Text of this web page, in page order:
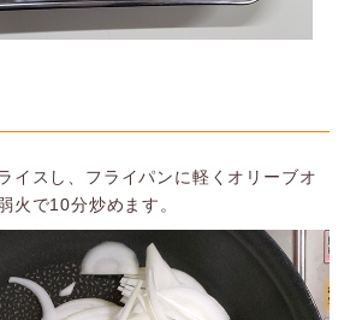
イスし、フライパンに軽くオリーブオ
火で10分炒めます。